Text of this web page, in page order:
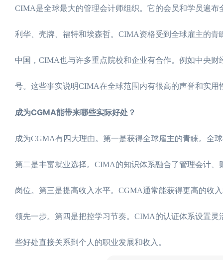
CIMA是全球最大的管理会计师组织。它的会员和学员遍
利华、壳牌、福特和埃森哲。CIMA资格受到全球雇主的
中国，CIMA也与许多重点院校和企业有合作。例如中央
号。这些事实说明CIMA在全球范围内有很高的声誉和实用
成为CGMA能带来哪些实际好处？
成为CGMA有四大理由。第一是获得全球雇主的青睐。全
第二是丰富就业选择。CIMA的知识体系融合了管理会计
岗位。第三是提高收入水平。CGMA通常能获得更高的收
领先一步。第四是把控学习节奏。CIMA的认证体系设置
些好处直接关系到个人的职业发展和收入。